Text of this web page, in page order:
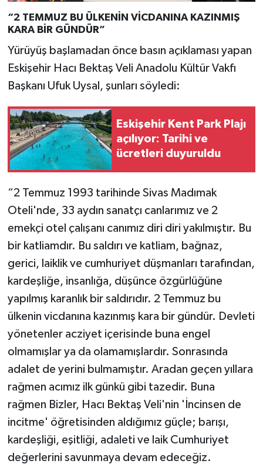
“2 TEMMUZ BU ÜLKENİN VİCDANINA KAZINMIŞ
KARA BİR GÜNDÜR”
Yürüyüş başlamadan önce basın açıklaması yapan
Eskişehir Hacı Bektaş Veli Anadolu Kültür Vakfı
Başkanı Ufuk Uysal, şunları söyledi:
Eskişehir Kent Park Plajı
açılıyor: Tarihi ve
ücretleri duyuruldu
“2 Temmuz 1993 tarihinde Sivas Madımak
Oteli'nde, 33 aydın sanatçı canlarımız ve 2
emekçi otel çalışanı canımız diri diri yakılmıştır. Bu
bir katliamdır. Bu saldırı ve katliam, bağnaz,
gerici, laiklik ve cumhuriyet düşmanları tarafından,
kardeşliğe, insanlığa, düşünce özgürlüğüne
yapılmış karanlık bir saldırıdır. 2 Temmuz bu
ülkenin vicdanına kazınmış kara bir gündür. Devleti
yönetenler acziyet içerisinde buna engel
olmamışlar ya da olamamışlardır. Sonrasında
adalet de yerini bulmamıştır. Aradan geçen yıllara
rağmen acımız ilk günkü gibi tazedir. Buna
rağmen Bizler, Hacı Bektaş Veli'nin 'İncinsen de
incitme' öğretisinden aldığımız güçle; barışı,
kardeşliği, eşitliği, adaleti ve laik Cumhuriyet
değerlerini savunmaya devam edeceğiz.